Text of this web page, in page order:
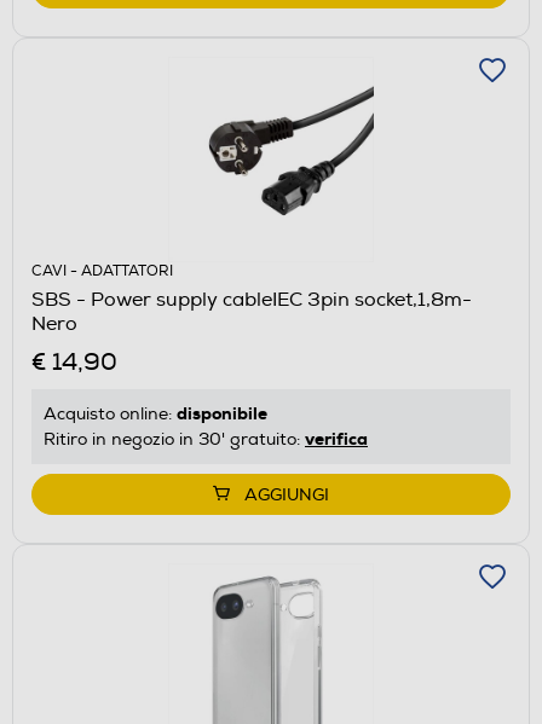
CAVI - ADATTATORI
SBS - Power supply cableIEC 3pin socket,1,8m-
Nero
€ 14,90
Acquisto online: disponibile
Ritiro in negozio in 30' gratuito: verifica
AGGIUNGI